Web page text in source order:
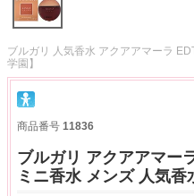
ブルガリ 人気香水 アクアアマーラ
学園】
商品番号 11836
ブルガリ アクアアマー
ミニ香水 メンズ 人気香